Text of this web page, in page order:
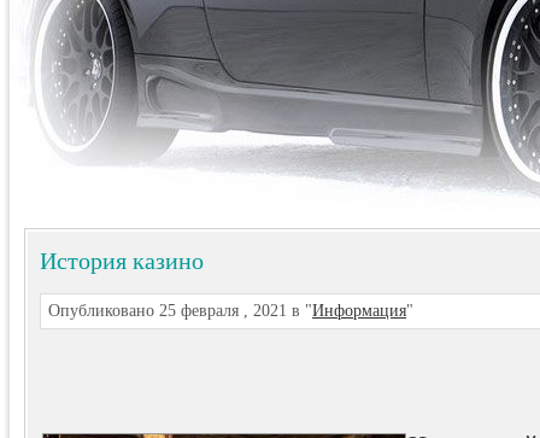
История казино
Опубликовано 25 февраля , 2021 в "Информация"